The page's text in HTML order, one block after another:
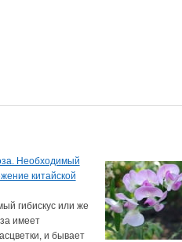
Необходимый
китайской
гибискус или же
имеет
и бывает